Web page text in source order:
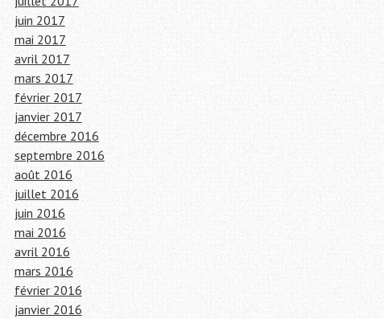
juin 2017
mai 2017
avril 2017
mars 2017
février 2017
janvier 2017
décembre 2016
septembre 2016
août 2016
juillet 2016
juin 2016
mai 2016
avril 2016
mars 2016
février 2016
janvier 2016